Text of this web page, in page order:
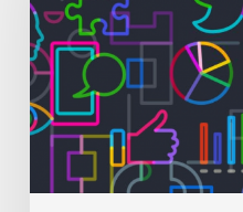
hacer
tu
estrategia
de
marketing
perfecta